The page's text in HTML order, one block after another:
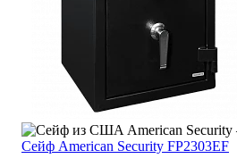
American
Сейф American Security FP2303EF